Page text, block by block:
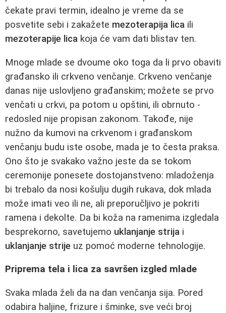
čekate pravi termin, idealno je vreme da se
posvetite sebi i zakažete mezoterapija lica ili
mezoterapije lica koja će vam dati blistav ten.
Mnoge mlade se dvoume oko toga da li prvo obaviti
građansko ili crkveno venčanje. Crkveno venčanje
danas nije uslovljeno građanskim; možete se prvo
venčati u crkvi, pa potom u opštini, ili obrnuto -
redosled nije propisan zakonom. Takođe, nije
nužno da kumovi na crkvenom i građanskom
venčanju budu iste osobe, mada je to česta praksa.
Ono što je svakako važno jeste da se tokom
ceremonije ponesete dostojanstveno: mladoženja
bi trebalo da nosi košulju dugih rukava, dok mlada
može imati veo ili ne, ali preporučljivo je pokriti
ramena i dekolte. Da bi koža na ramenima izgledala
besprekorno, savetujemo uklanjanje strija i
uklanjanje strije uz pomoć moderne tehnologije.
Priprema tela i lica za savršen izgled mlade
Svaka mlada želi da na dan venčanja sija. Pored
odabira haljine, frizure i šminke, sve veći broj